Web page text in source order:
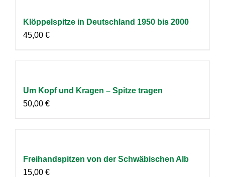
Klöppelspitze in Deutschland 1950 bis 2000
45,00 €
Um Kopf und Kragen – Spitze tragen
50,00 €
Freihandspitzen von der Schwäbischen Alb
15,00 €